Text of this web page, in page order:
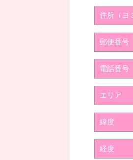
住所（ヨ
郵便番号
電話番号
エリア
緯度
経度